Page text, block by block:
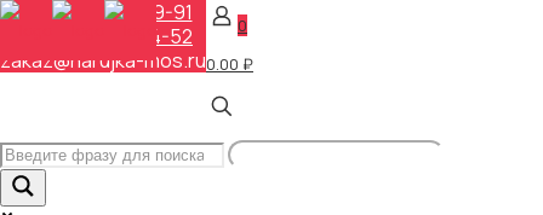
+7 (495) 648-69-91
+7 (495) 268-04-52
zakaz@narujka-mos.ru
0
0.00 ₽
Штендеры: виды,
особенности, правила
установки и эффективность